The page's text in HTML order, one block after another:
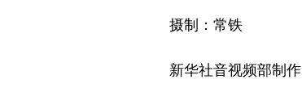
摄制：常铁
新华社音视频部制作